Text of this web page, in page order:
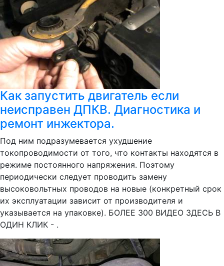
Как запустить двигатель если
неисправен ДПКВ. Диагностика и
ремонт инжектора.
Под ним подразумевается ухудшение
токопроводимости от того, что контакты находятся в
режиме постоянного напряжения. Поэтому
периодически следует проводить замену
высоковольтных проводов на новые (конкретный срок
их эксплуатации зависит от производителя и
указывается на упаковке). БОЛЕЕ 300 ВИДЕО ЗДЕСЬ В
ОДИН КЛИК - .